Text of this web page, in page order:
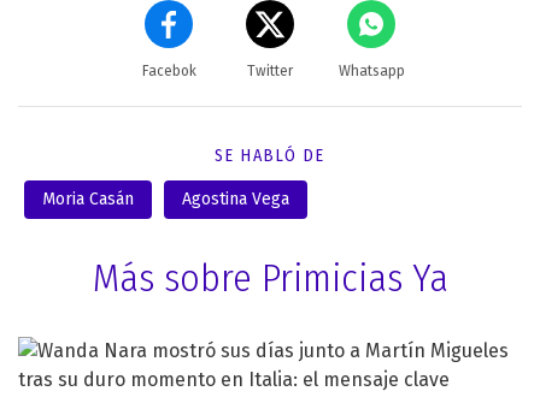
Facebok Twitter Whatsapp
SE HABLÓ DE
Moria Casán Agostina Vega
Más sobre Primicias Ya